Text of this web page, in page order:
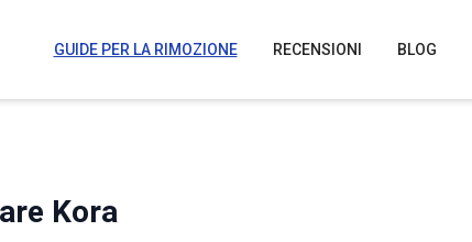
GUIDE PER LA RIMOZIONE RECENSIONI BLOG
Kora